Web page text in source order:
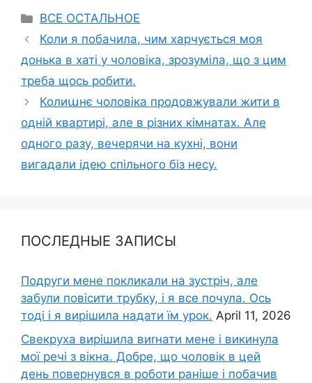
Categories
ВСЕ ОСТАЛЬНОЕ
Коли я побачила, чим харчується моя
донька в хаті у чоловіка, зрозуміла, що з цим
треба щось робити.
Колиաнє чоловіка продовжували жити в
одній квартирі, але в різних кімнатах. Але
одного разу, вечерячи на кухні, вони
вигадали ідею спільного біз несу.
ПОСЛЕДНЫЕ ЗАПИСЫ
Подруги мене покликали на зустріч, але
забули повісити трубку, і я все почула. Ось
тоді і я вирішила надати їм урок. April 11, 2026
Свекруха вирішила виrнати мене і викинула
мої речі з вікна. Добре, що чоловік в цей
день повернувся в роботи раніше і побачив